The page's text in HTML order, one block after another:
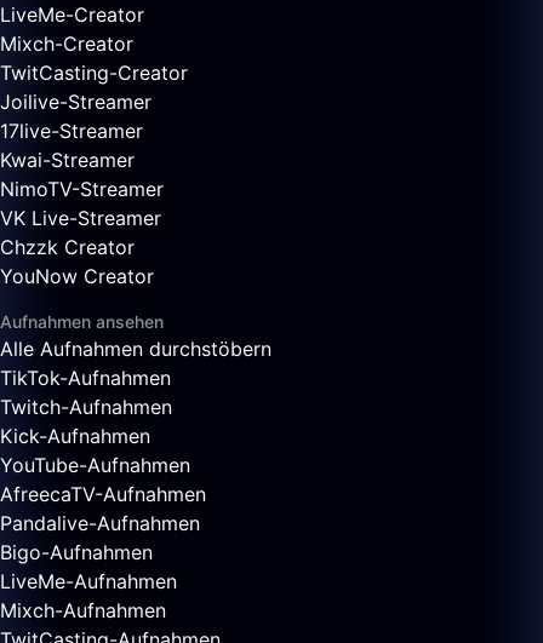
LiveMe-Creator
Mixch-Creator
TwitCasting-Creator
Joilive-Streamer
17live-Streamer
Kwai-Streamer
NimoTV-Streamer
VK Live-Streamer
Chzzk Creator
YouNow Creator
Aufnahmen ansehen
Alle Aufnahmen durchstöbern
TikTok-Aufnahmen
Twitch-Aufnahmen
Kick-Aufnahmen
YouTube-Aufnahmen
AfreecaTV-Aufnahmen
Pandalive-Aufnahmen
Bigo-Aufnahmen
LiveMe-Aufnahmen
Mixch-Aufnahmen